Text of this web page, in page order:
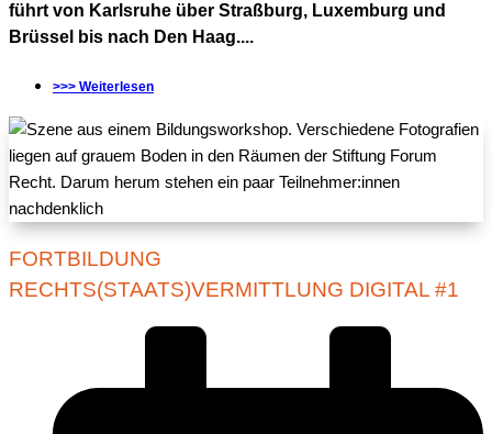
führt von Karlsruhe über Straßburg, Luxemburg und
Brüssel bis nach Den Haag....
>>> Weiterlesen
FORTBILDUNG
RECHTS(STAATS)VERMITTLUNG DIGITAL #1